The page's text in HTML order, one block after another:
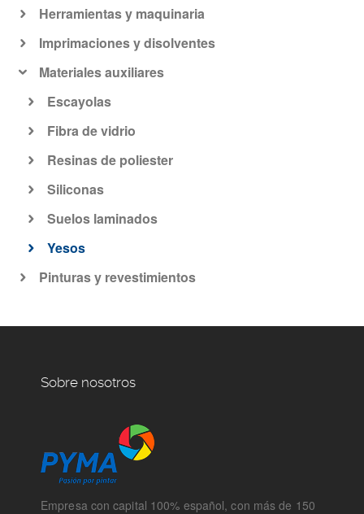
Herramientas y maquinaria
Imprimaciones y disolventes
Materiales auxiliares
Escayolas
Fibra de vidrio
Resinas de poliester
Siliconas
Suelos laminados
Yesos
Pinturas y revestimientos
Sobre nosotros
Empresa con capital 100% español, con más de 150